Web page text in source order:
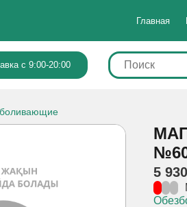
Главная
с 9:00-20:00
5